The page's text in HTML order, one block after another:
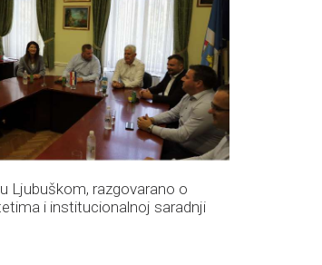
Ljubuškom, razgovarano o
i institucionalnoj saradnji